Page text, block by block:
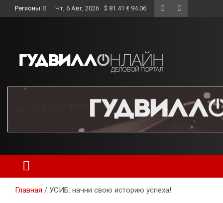
to
Регионы Чт, 6 Авг, 2026 $ 81.41 € 94.06
Главная УСИБ: начни свою историю успеха!